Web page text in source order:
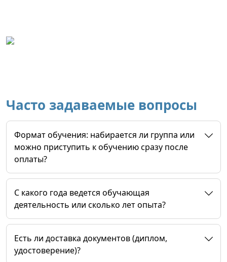
Часто задаваемые вопросы
Формат обучения: набирается ли группа или
можно приступить к обучению сразу после
оплаты?
C какого года ведется обучающая
деятельность или сколько лет опыта?
Есть ли доставка документов (диплом,
удостоверение)?